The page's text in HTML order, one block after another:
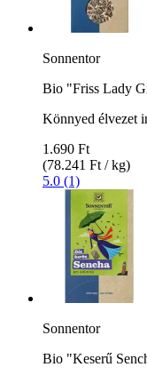
Sonnentor
Bio "Friss Lady
Könnyed élvezet
1.690 Ft
(78.241 Ft / kg)
5.0 (1)
Sonnentor
Bio "Keserű